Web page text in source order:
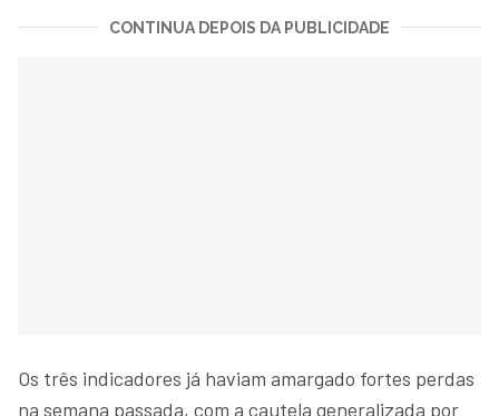
CONTINUA DEPOIS DA PUBLICIDADE
Os três indicadores já haviam amargado fortes perdas
na semana passada, com a cautela generalizada por